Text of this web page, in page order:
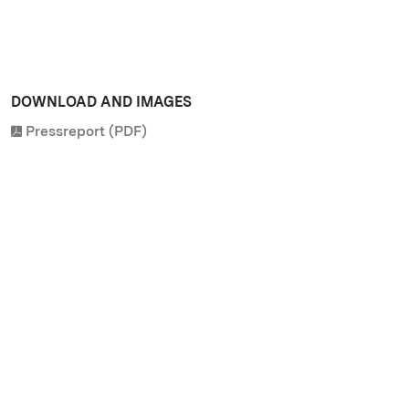
DOWNLOAD AND IMAGES
Pressreport (PDF)